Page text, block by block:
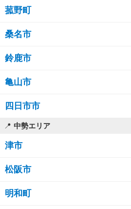
菰野町
桑名市
鈴鹿市
亀山市
四日市市
中勢エリア
津市
松阪市
明和町